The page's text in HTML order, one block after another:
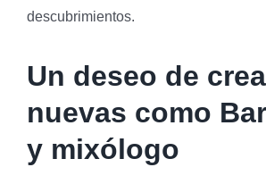
descubrimientos.
Un deseo de
nuevas como
y mixólogo